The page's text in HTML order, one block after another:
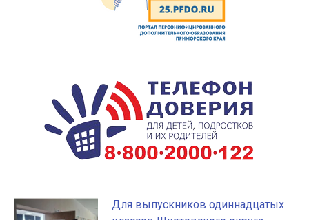
Для выпускников одиннадцатых